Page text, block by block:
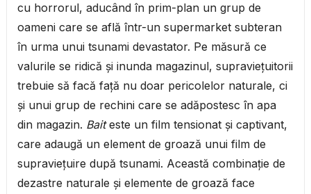
cu horrorul, aducând în prim-plan un grup de
oameni care se află într-un supermarket subteran
în urma unui tsunami devastator. Pe măsură ce
valurile se ridică și inunda magazinul, supraviețuitorii
trebuie să facă față nu doar pericolelor naturale, ci
și unui grup de rechini care se adăpostesc în apa
din magazin. Baiteste un film tensionat și captivant,
care adaugă un element de groază unui film de
supraviețuire după tsunami. Această combinație de
dezastre naturale și elemente de groază face